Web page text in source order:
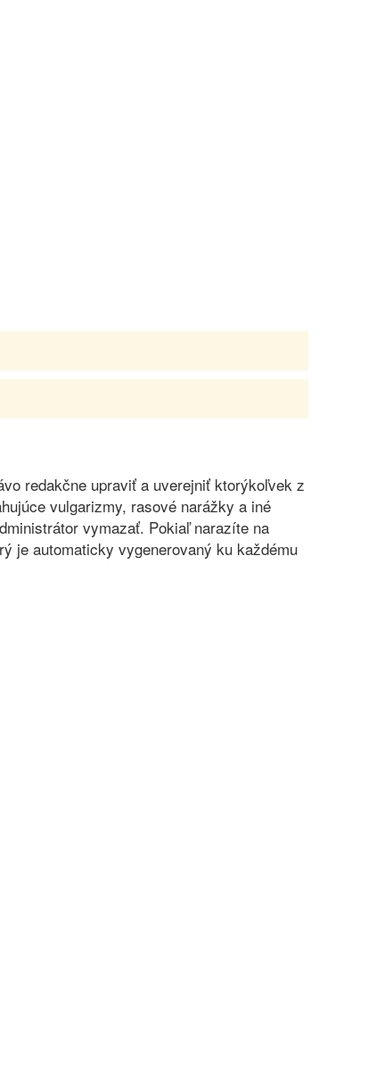
redakčne upraviť a uverejniť ktorýkoľvek z
vulgarizmy, rasové narážky a iné
vymazať. Pokiaľ narazíte na
je automaticky vygenerovaný ku každému